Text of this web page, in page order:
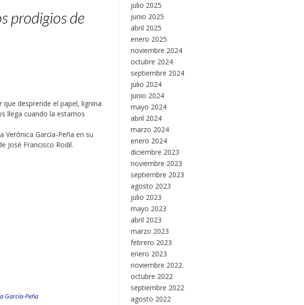
prodigios de
desprende el papel, lignina
llega cuando la estamos
García-Peña en su
José Francisco Rodil.
García-Peña
julio 2025
junio 2025
abril 2025
enero 2025
noviembre 2024
octubre 2024
septiembre 2024
julio 2024
junio 2024
mayo 2024
abril 2024
marzo 2024
enero 2024
diciembre 2023
noviembre 2023
septiembre 2023
agosto 2023
julio 2023
mayo 2023
abril 2023
marzo 2023
febrero 2023
enero 2023
noviembre 2022
octubre 2022
septiembre 2022
agosto 2022